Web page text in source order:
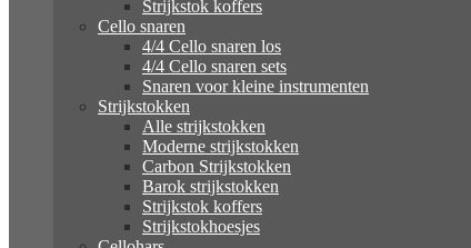
Strijkstok koffers
Cello snaren
4/4 Cello snaren los
4/4 Cello snaren sets
Snaren voor kleine instrumenten
Strijkstokken
Alle strijkstokken
Moderne strijkstokken
Carbon Strijkstokken
Barok strijkstokken
Strijkstok koffers
Strijkstokhoesjes